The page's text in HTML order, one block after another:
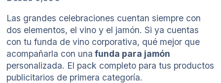
Las grandes celebraciones cuentan siempre con
dos elementos, el vino y el jamón. Si ya cuentas
con tu funda de vino corporativa, qué mejor que
acompañarla con una funda para jamón
personalizada. El pack completo para tus productos
publicitarios de primera categoría.